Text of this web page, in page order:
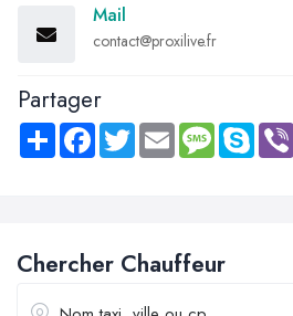
Mail
contact@proxilive.fr
Partager
Share FacebookTwitter Email MessageSkype
Chercher Chauffeur